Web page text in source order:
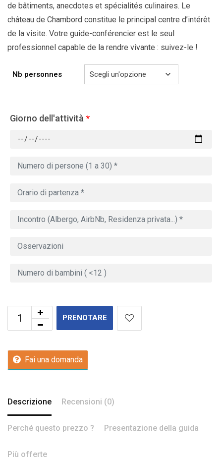
de bâtiments, anecdotes et spécialités culinaires. Le
château de Chambord constitue le principal centre d’intérêt
de la visite. Votre guide-conférencier est le seul
professionnel capable de la rendre vivante : suivez-le !
Nb personnes
Giorno dell'attività *
PRENOTARE
Fai una domanda
Descrizione Recensioni (0)
Perché questo prezzo ? Presentazione della guida
Più offerte